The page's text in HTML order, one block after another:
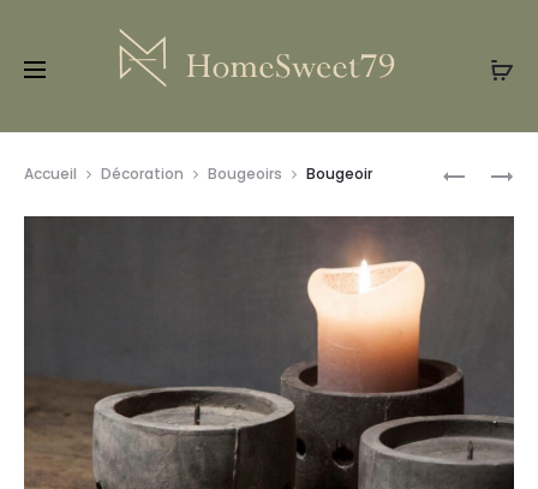
ÉTAGÈRE
Accueil Décoration Bougeoirs Bougeoir